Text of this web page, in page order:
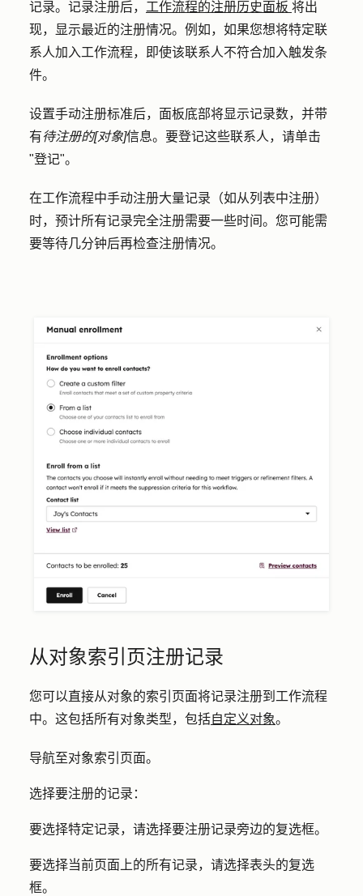
记录。记录注册后， 工作流程的注册历史面板 将出
现，显示最近的注册情况。例如，如果您想将特定联
系人加入工作流程，即使该联系人不符合加入触发条
件。
设置手动注册标准后，面板底部将显示记录数，并带
有待注册的[对象]信息。要登记这些联系人，请单击
"登记"。
在工作流程中手动注册大量记录（如从列表中注册）
时，预计所有记录完全注册需要一些时间。您可能需
要等待几分钟后再检查注册情况。
从对象索引页注册记录
您可以直接从对象的索引页面将记录注册到工作流程
中。这包括所有对象类型，包括自定义对象。
导航至对象索引页面。
选择要注册的记录：
要选择特定记录，请选择要注册记录旁边的复选框。
要选择当前页面上的所有记录，请选择表头的复选
框。